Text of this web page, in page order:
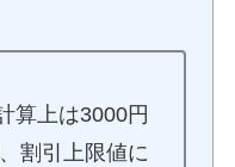
算上は3000円
割引上限値に